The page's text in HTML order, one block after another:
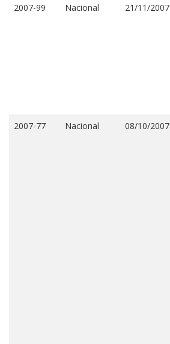
2007-99 Nacional 21/11/2007
2007-77 Nacional 08/10/2007